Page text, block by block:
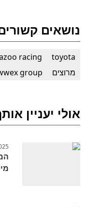
נושאים
toyota
racing
מרוצים
group
אולי יעניין